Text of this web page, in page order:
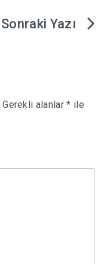
Gerekli alanlar* ile